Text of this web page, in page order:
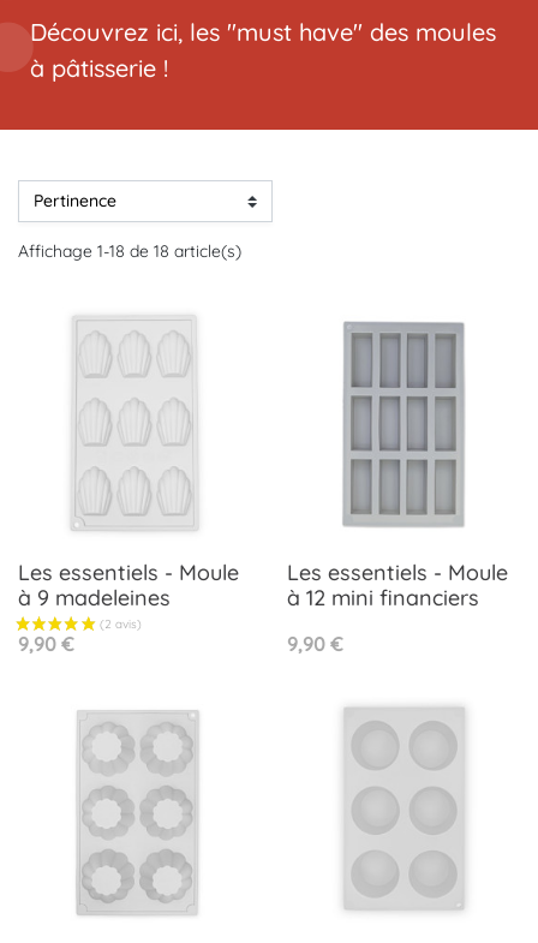
Découvrez ici, les "must have" des moules
à pâtisserie !
Affichage 1-18 de 18 article(s)
Les essentiels - Moule
à 9 madeleines
Prix
9,90 €
Les essentiels - Moule
à 12 mini financiers
Prix
9,90 €